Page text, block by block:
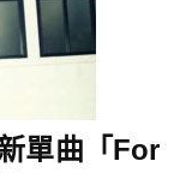
單曲「For